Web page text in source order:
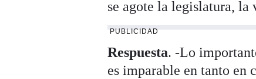
se agote la legislatura, la
PUBLICIDAD
Respuesta. -Lo
es imparable en tanto en